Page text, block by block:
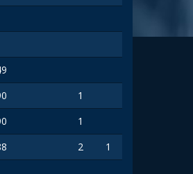
1
1
2
1